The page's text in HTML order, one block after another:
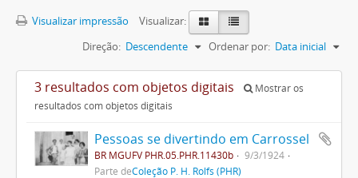
Visualizar impressão
Visualizar:
Ordenar por: Data inicial
Direção: Descendente
3 resultados com objetos digitais
Mostrar os
resultados com objetos digitais
Pessoas se divertindo em Carrossel
BR MGUFV PHR.05.PHR.11430b
9/3/1924
Parte deColeção P. H. Rolfs (PHR)